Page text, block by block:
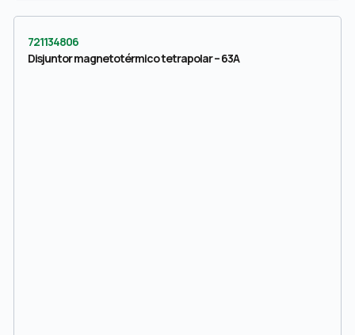
721134806
Disjuntor magnetotérmico tetrapolar – 63A